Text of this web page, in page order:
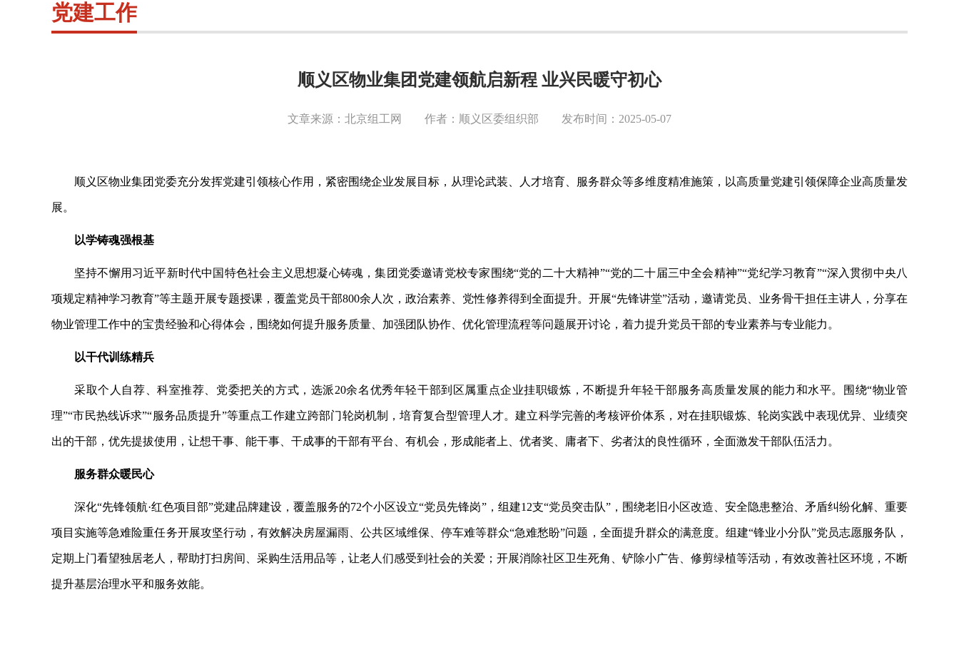
党建工作
顺义区物业集团党建领航启新程 业兴民暖守初心
文章来源：北京组工网 作者：顺义区委组织部 发布时间：2025-05-07
顺义区物业集团党委充分发挥党建引领核心作用，紧密围绕企业发展目标，从理论武装、人才培育、服务群众等多维度精准施策，以高质量党建引领保障企业高质量发
展。
以学铸魂强根基
坚持不懈用习近平新时代中国特色社会主义思想凝心铸魂，集团党委邀请党校专家围绕“党的二十大精神”“党的二十届三中全会精神”“党纪学习教育”“深入贯彻中央八
项规定精神学习教育”等主题开展专题授课，覆盖党员干部800余人次，政治素养、党性修养得到全面提升。开展“先锋讲堂”活动，邀请党员、业务骨干担任主讲人，分享在
物业管理工作中的宝贵经验和心得体会，围绕如何提升服务质量、加强团队协作、优化管理流程等问题展开讨论，着力提升党员干部的专业素养与专业能力。
以干代训练精兵
采取个人自荐、科室推荐、党委把关的方式，选派20余名优秀年轻干部到区属重点企业挂职锻炼，不断提升年轻干部服务高质量发展的能力和水平。围绕“物业管
理”“市民热线诉求”“服务品质提升”等重点工作建立跨部门轮岗机制，培育复合型管理人才。建立科学完善的考核评价体系，对在挂职锻炼、轮岗实践中表现优异、业绩突
出的干部，优先提拔使用，让想干事、能干事、干成事的干部有平台、有机会，形成能者上、优者奖、庸者下、劣者汰的良性循环，全面激发干部队伍活力。
服务群众暖民心
深化“先锋领航·红色项目部”党建品牌建设，覆盖服务的72个小区设立“党员先锋岗”，组建12支“党员突击队”，围绕老旧小区改造、安全隐患整治、矛盾纠纷化解、重要
项目实施等急难险重任务开展攻坚行动，有效解决房屋漏雨、公共区域维保、停车难等群众“急难愁盼”问题，全面提升群众的满意度。组建“锋业小分队”党员志愿服务队，
定期上门看望独居老人，帮助打扫房间、采购生活用品等，让老人们感受到社会的关爱；开展消除社区卫生死角、铲除小广告、修剪绿植等活动，有效改善社区环境，不断
提升基层治理水平和服务效能。